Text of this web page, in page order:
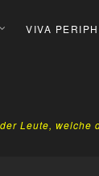
VIVA
Leute, welche